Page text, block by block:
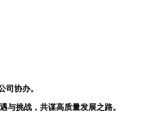
协办。
挑战，共谋高质量发展之路。